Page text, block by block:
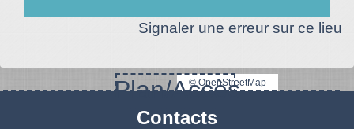
Signaler une erreur sur ce lieu
Plan/Accès
© OpenStreetMap
Contacts